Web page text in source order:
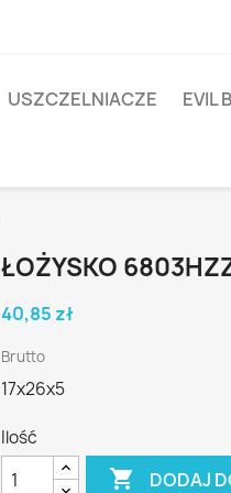
USZCZELNIACZE EVIL
ŁOŻYSKO
40,85 zł
Brutto
17x26x5
Ilość
 DODAJ